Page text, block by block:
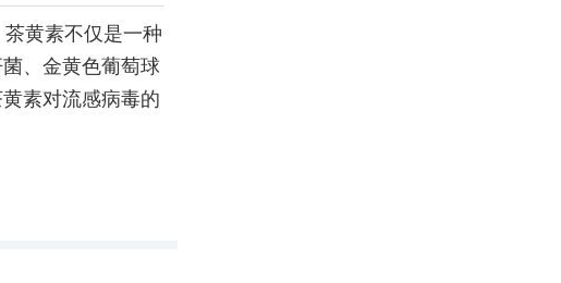
黄素不仅是一种
、金黄色葡萄球
素对流感病毒的